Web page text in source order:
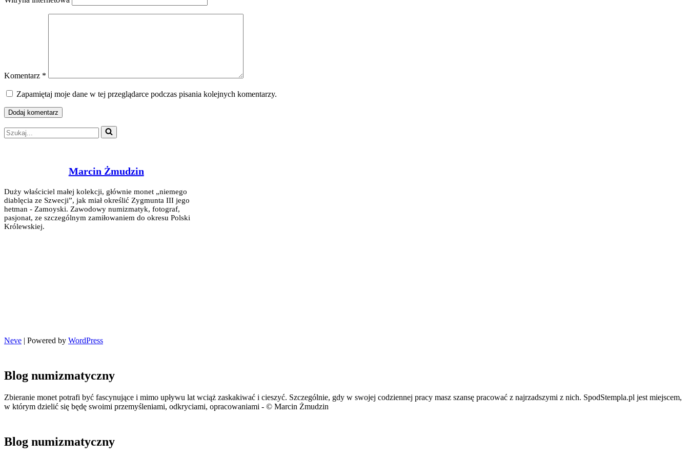
Komentarz *
Zapamiętaj moje dane w tej przeglądarce podczas pisania kolejnych komentarzy.
Szukaj...
Marcin Żmudzin
Duży właściciel małej kolekcji, głównie monet „niemego
diablęcia ze Szwecji”, jak miał określić Zygmunta III jego
hetman - Zamoyski. Zawodowy numizmatyk, fotograf,
pasjonat, ze szczególnym zamiłowaniem do okresu Polski
Królewskiej.
Neve | Powered by WordPress
Blog numizmatyczny
Zbieranie monet potrafi być fascynujące i mimo upływu lat wciąż zaskakiwać i cieszyć. Szczególnie, gdy w swojej codziennej pracy masz szansę pracować z najrzadszymi z nich. SpodStempla.pl jest miejscem,
w którym dzielić się będę swoimi przemyśleniami, odkryciami, opracowaniami - © Marcin Żmudzin
Blog numizmatyczny